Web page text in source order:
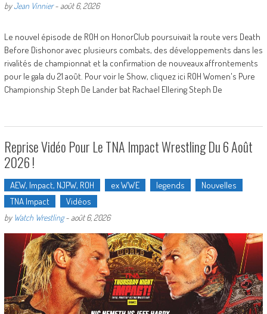
byJean Vinnier- août 6, 2026
Le nouvel épisode de ROH on HonorClub poursuivait la route vers Death
Before Dishonor avec plusieurs combats, des développements dans les
rivalités de championnat et la confirmation de nouveaux affrontements
pour le gala du 21 août. Pour voir le Show, cliquez ici ROH Women's Pure
Championship Steph De Lander bat Rachael Ellering Steph De
Reprise Vidéo Pour Le TNA Impact Wrestling Du 6 Août
2026 !
AEW, Impact, NJPW, ROH ex WWE legends
Nouvelles
TNA Impact
Vidéos
by Watch Wrestling- août 6, 2026